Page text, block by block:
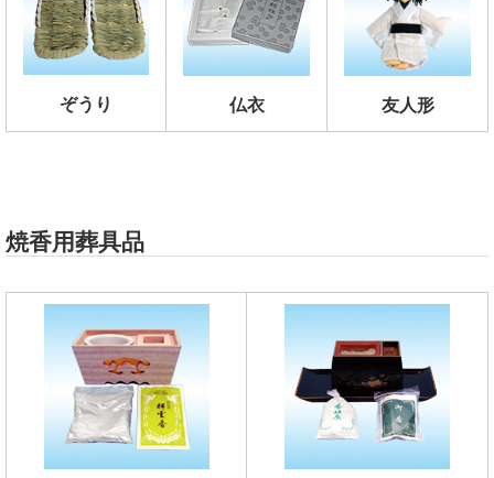
ぞうり 仏衣 友人形
焼香用葬具品